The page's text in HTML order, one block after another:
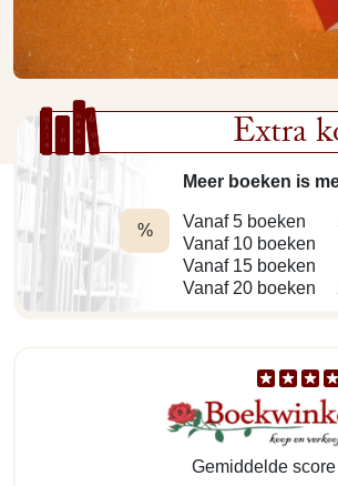
Extra
%
Meer boeken is
Vanaf 5 boeken
Vanaf 10 boeken
Vanaf 15 boeken
Vanaf 20 boeken
Gemiddelde